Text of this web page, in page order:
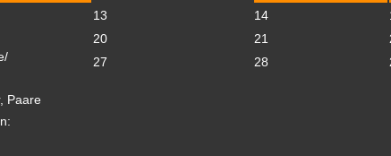
13 14
20 21
27 28
Paare